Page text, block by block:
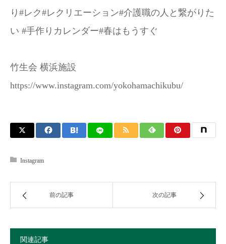
り#レク#レクリエーション#介護職の人と繋がりた
い #手作りカレンダー#春はもうすぐ
竹生会 横浜施設
https://www.instagram.com/yokohamachikubu/
Instagram
前の記事 次の記事
関連記事